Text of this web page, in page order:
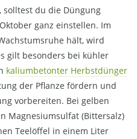
solltest du die Düngung
ganz einstellen. Im
hält, wird
gilt besonders bei kühler
kaliumbetonter Herbstdünger
der Pflanze fördern und
vorbereiten. Bei gelben
Magnesiumsulfat (Bittersalz)
Teelöffel in einem Liter